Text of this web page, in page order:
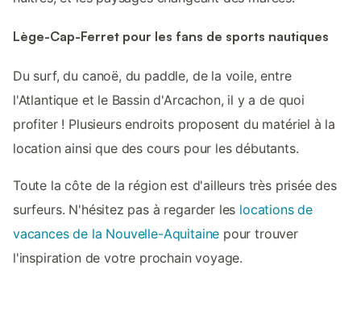
Lège-Cap-Ferret pour les fans de sports nautiques
Du surf, du canoë, du paddle, de la voile, entre
l'Atlantique et le Bassin d'Arcachon, il y a de quoi
profiter ! Plusieurs endroits proposent du matériel à la
location ainsi que des cours pour les débutants.
Toute la côte de la région est d'ailleurs très prisée des
surfeurs. N'hésitez pas à regarder les locations de
vacances de la Nouvelle-Aquitaine pour trouver
l'inspiration de votre prochain voyage.